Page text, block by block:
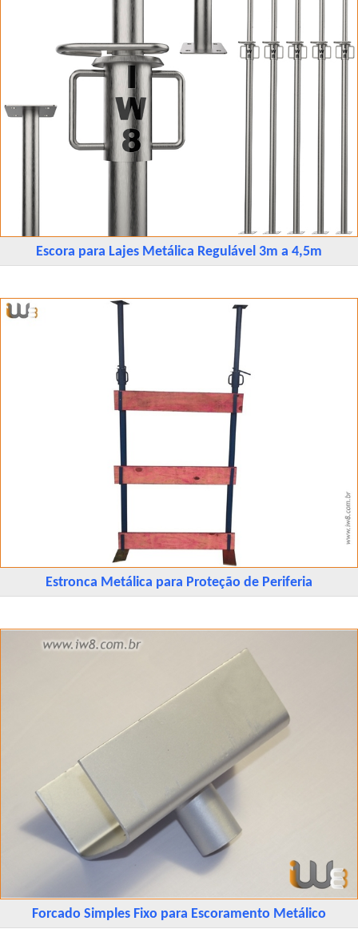
Escora para Lajes Metálica Regulável 3m a 4,5m
Estronca Metálica para Proteção de Periferia
Forcado Simples Fixo para Escoramento Metálico